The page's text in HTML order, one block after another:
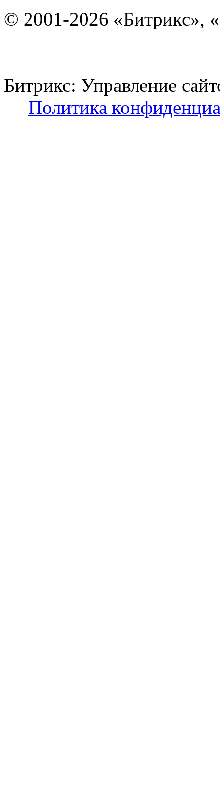
© 2001-2026 «Битрикс»,
Битрикс: Управление
Политика